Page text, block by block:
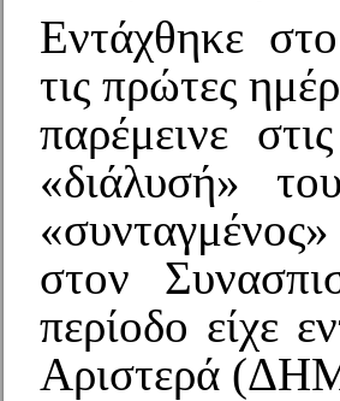
Εντάχθηκε
τις πρώτες
παρέμεινε
«διάλυσή»
στον
περίοδο είχε
Αριστερά